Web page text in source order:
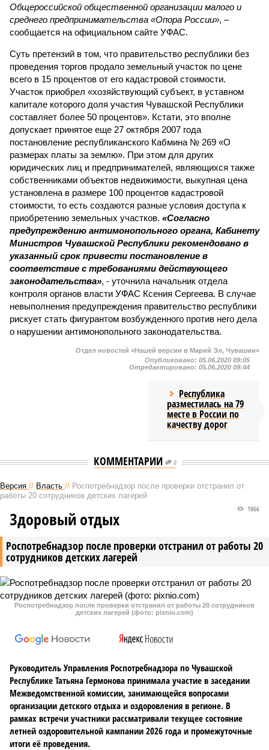
Общероссийской общественной организации малого и
среднего предпринимательства «Опора России», –
сообщается на официальном сайте УФАС.
Суть претензий в том, что правительство республики без
проведения торгов продало земельный участок по цене
всего в 15 процентов от его кадастровой стоимости.
Участок приобрел «хозяйствующий субъект, в уставном
капитале которого доля участия Чувашской Республики
составляет более 50 процентов». Кстати, это вполне
допускает принятое еще 27 октября 2007 года
постановление республиканского Кабмина № 269 «О
размерах платы за землю». При этом для других
юридических лиц и предпринимателей, являющихся также
собственниками объектов недвижимости, выкупная цена
установлена в размере 100 процентов кадастровой
стоимости, то есть создаются разные условия доступа к
приобретению земельных участков. «Согласно
предупреждению антимонопольного органа, Кабинету
Министров Чувашской Республики рекомендовано в
указанный срок привести постановление в
соответствие с требованиями действующего
законодательства», - уточнила начальник отдела
контроля органов власти УФАС Ксения Сергеева. В случае
невыполнения предупреждения правительство республики
рискует стать фигурантом возбужденного против него дела
о нарушении антимонопольного законодательства.
Отдел новостей «Нашей версии в Марий Эл, Чувашии»
Опубликовано: 05.06.2020 09:05
Отредактировано: 05.06.2020 09:44
Республика
разместилась на 79
месте в России по
качеству дорог
КОММЕНТАРИИ 0
Версия // Власть // Роспотребнадзор после проверки отстранил от
работы 20 сотрудников детских лагерей
Роспотребнадзор после проверки отстранил от работы 20
сотрудников детских лагерей
1866
Здоровый отдых
Роспотребнадзор после проверки отстранил от работы 20 сотрудников
детских лагерей (фото: pixnio.com)
Руководитель Управления Роспотребнадзора по Чувашской
Республике Татьяна Гермонова принимала участие в заседании
Межведомственной комиссии, занимающейся вопросами
организации детского отдыха и оздоровления в регионе. В
рамках встречи участники рассматривали текущее состояние
летней оздоровительной кампании 2026 года и промежуточные
итоги её проведения.